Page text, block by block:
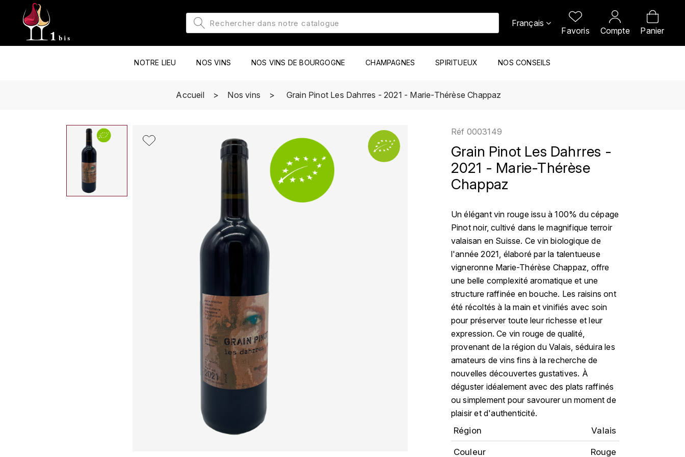
Français
Favoris Compte Panier
NOTRE LIEU NOS VINS NOS VINS DE BOURGOGNE CHAMPAGNES SPIRITUEUX NOS CONSEILS
Accueil Nos vins Grain Pinot Les Dahrres - 2021 - Marie-Thérèse Chappaz
Réf 0003149
Grain Pinot Les Dahrres -
2021 - Marie-Thérèse
Chappaz
Un élégant vin rouge issu à 100% du cépage
Pinot noir, cultivé dans le magnifique terroir
valaisan en Suisse. Ce vin biologique de
l'année 2021, élaboré par la talentueuse
vigneronne Marie-Thérèse Chappaz, offre
une belle complexité aromatique et une
structure raffinée en bouche. Les raisins ont
été récoltés à la main et vinifiés avec soin
pour préserver toute leur richesse et leur
expression. Ce vin rouge de qualité,
provenant de la région du Valais, séduira les
amateurs de vins fins à la recherche de
nouvelles découvertes gustatives. À
déguster idéalement avec des plats raffinés
ou simplement pour savourer un moment de
plaisir et d'authenticité.
Région
Valais
Couleur Rouge